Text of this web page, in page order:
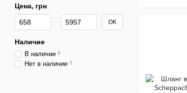
Цена, грн
От Цена, грн
До Цена, грн OK
Наличие
В наличии 9
Нет в наличии 3